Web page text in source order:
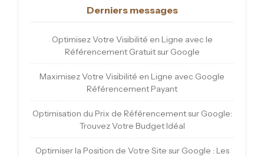
Derniers messages
Optimisez Votre Visibilité en Ligne avec le
Référencement Gratuit sur Google
Maximisez Votre Visibilité en Ligne avec Google
Référencement Payant
Optimisation du Prix de Référencement sur Google:
Trouvez Votre Budget Idéal
Optimiser la Position de Votre Site sur Google : Les